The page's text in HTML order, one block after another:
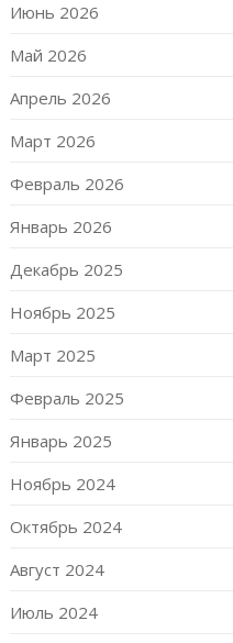
Июнь 2026
Май 2026
Апрель 2026
Март 2026
Февраль 2026
Январь 2026
Декабрь 2025
Ноябрь 2025
Март 2025
Февраль 2025
Январь 2025
Ноябрь 2024
Октябрь 2024
Август 2024
Июль 2024